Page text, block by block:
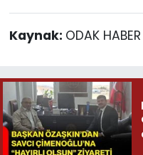
Kaynak: ODAK HABER